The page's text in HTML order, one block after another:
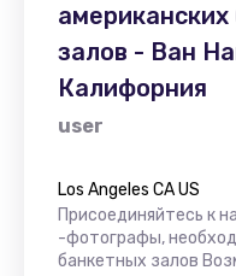
залов - Ван
Калифорния
user
Los Angeles CA US
Присоединяйтесь к
-фотографы,
банкетных залов